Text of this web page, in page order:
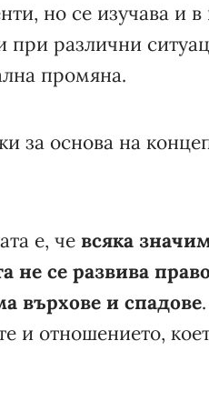
но се изучава и
при различни
промяна.
за основа на
е, че всяка
не се развива
върхове и спадове
и отношението,